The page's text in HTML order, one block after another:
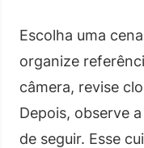
Escolha uma
organize
câmera, revise
Depois, observe
de seguir. Esse